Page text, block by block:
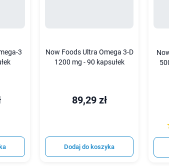
3
Now Foods Ultra Omega 3-D
1200 mg - 90 kapsułek
89,29 zł
Dodaj do koszyka